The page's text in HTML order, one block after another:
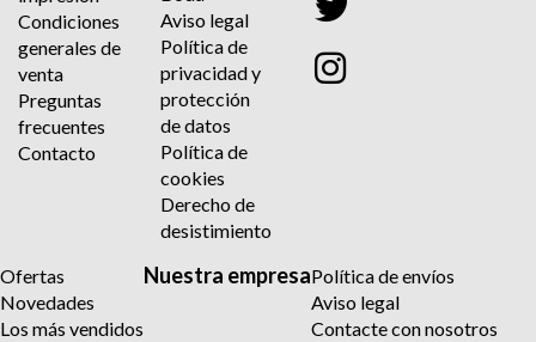
Condiciones
generales de
venta
Preguntas
frecuentes
Contacto
Aviso legal
Política de
privacidad y
protección
de datos
Política de
cookies
Derecho de
desistimiento
Ofertas
Novedades
Los más vendidos
Nuestra empresaPolítica de envíos
Aviso legal
Contacte con nosotros